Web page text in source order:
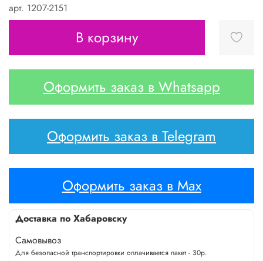
арт. 1207-2151
В корзину
Оформить заказ в Whatsapp
Оформить заказ в Telegram
Оформить заказ в Max
Доставка по Хабаровску
Самовывоз
Для безопасной транспортировки оплачивается пакет - 30р.